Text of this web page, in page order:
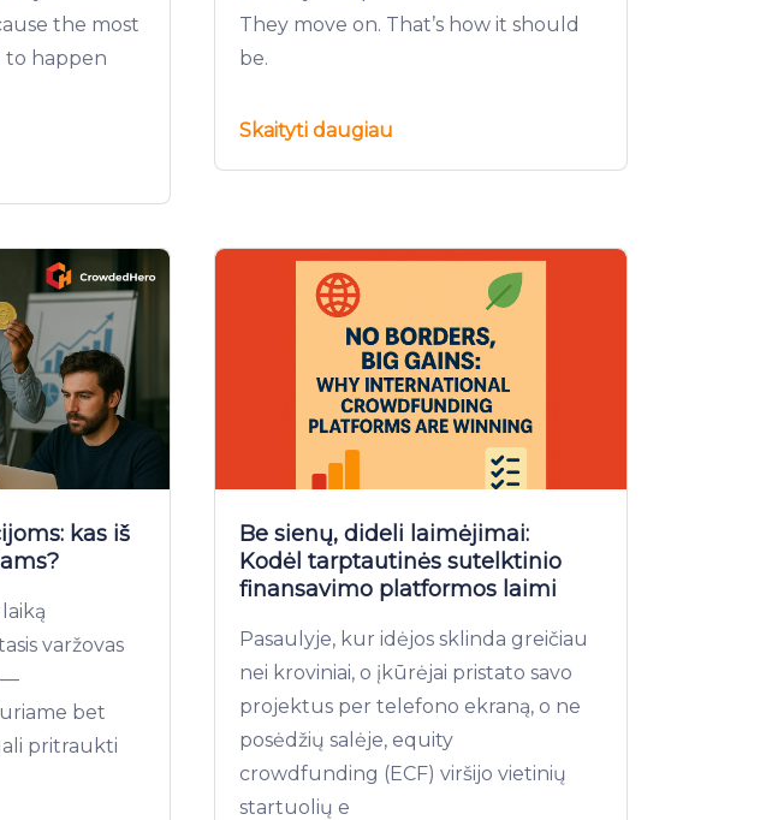
the most
to happen
They move on. That’s how it should
be.
Skaityti daugiau
kas iš
varžovas
—
bet
pritraukti
Be sienų, dideli laimėjimai:
Kodėl tarptautinės sutelktinio
finansavimo platformos laimi
Pasaulyje, kur idėjos sklinda greičiau
nei kroviniai, o įkūrėjai pristato savo
projektus per telefono ekraną, o ne
posėdžių salėje, equity
crowdfunding (ECF) viršijo vietinių
startuolių e